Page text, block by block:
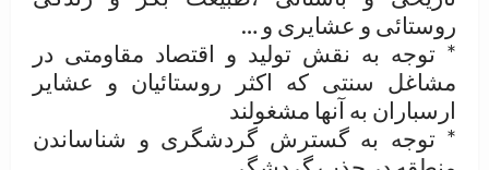
روستائی و عشایری و …
* توجه به نقش تولید و اقتصاد مقاومتی در
مشاغل سنتی که اکثر روستائیان و عشایر
ارسباران به آنها مشغولند
* توجه به گسترش گردشگری و شناساندن